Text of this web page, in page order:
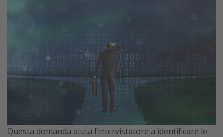
Questa domanda aiuta l’intervistatore a identificare le